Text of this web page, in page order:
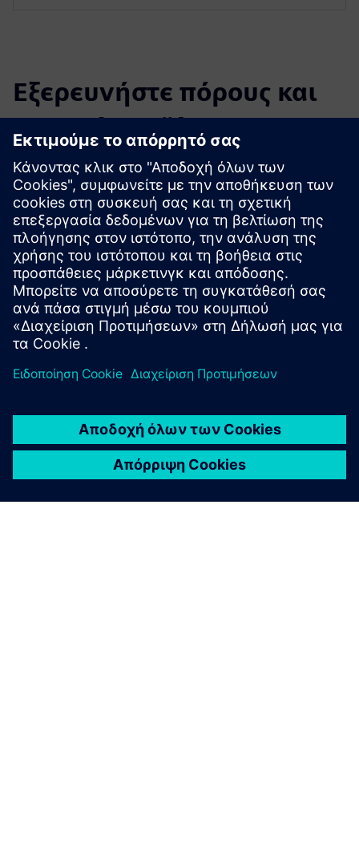
Εξερευνήστε πόρους και
σχετικά προϊόντα
Πρόσθετες πληροφορίες και πόροι
Φύλλο δεδομένων: NavVis MLX
Πληροφορίες προϊόντος: NavVis MLX
Παρουσιάζουμε το NavVis MLX
Προαπαιτούμενα